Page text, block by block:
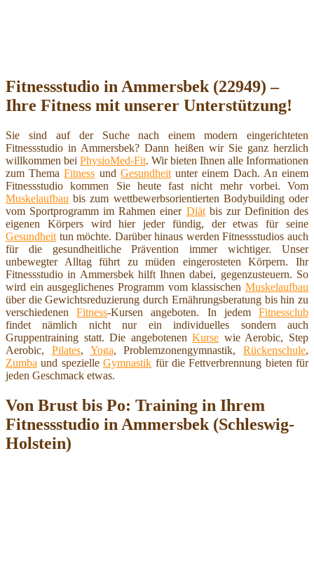
Fitnessstudio in Ammersbek (22949) –
Ihre Fitness mit unserer Unterstützung!
Sie sind auf der Suche nach einem modern eingerichteten
Fitnessstudio in Ammersbek? Dann heißen wir Sie ganz herzlich
willkommen bei PhysioMed-Fit. Wir bieten Ihnen alle Informationen
zum ThemaFitness und Gesundheitunter einem Dach. An einem
Fitnessstudio kommen Sie heute fast nicht mehr vorbei. Vom
Muskelaufbau bis zum wettbewerbsorientierten Bodybuilding oder
vom Sportprogramm im Rahmen einer Diätbis zur Definition des
eigenen Körpers wird hier jeder fündig, der etwas für seine
Gesundheit tun möchte. Darüber hinaus werden Fitnessstudios auch
für die gesundheitliche Prävention immer wichtiger. Unser
unbewegter Alltag führt zu müden eingerosteten Körpern. Ihr
Fitnessstudio in Ammersbek hilft Ihnen dabei, gegenzusteuern. So
wird ein ausgeglichenes Programm vom klassischen Muskelaufbau
über die Gewichtsreduzierung durch Ernährungsberatung bis hin zu
verschiedenenFitness-Kursen angeboten. In jedemFitnessclub
findet nämlich nicht nur ein individuelles sondern auch
Gruppentraining statt. Die angebotenenKurse wie Aerobic, Step
Aerobic, Pilates, Yoga, Problemzonengymnastik, Rückenschule,
Zumba und spezielleGymnastik für die Fettverbrennung bieten für
jeden Geschmack etwas.
Von Brust bis Po: Training in Ihrem
Fitnessstudio in Ammersbek (Schleswig-
Holstein)